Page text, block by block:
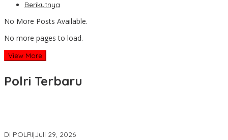
Berikutnya
No More Posts Available.
No more pages to load.
View More
Polri Terbaru
Di POLRI|Juli 29, 2026